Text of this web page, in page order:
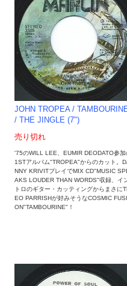
JOHN TROPEA ‎/
/ THE JINGLE (7")
売り切れ
'75のWILL LEE、EUMIR DEODATO参加
1STアルバム"TROPEA"からのカット。
NNY KRIVITプレイでMIX CD"MUSIC
AKS LOUDER THAN WORDS"収録、イ
トロのギター・カッティングからまさに
EO PARRISHが好みそうなCOSMIC FUSI
ON"TAMBOURINE"！